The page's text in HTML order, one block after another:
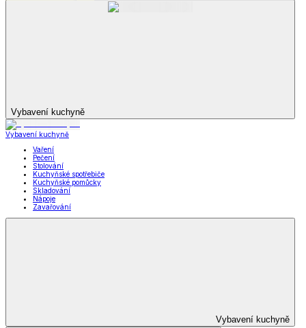
Vybavení kuchyně
Vybavení kuchyně
Vaření
Pečení
Stolování
Kuchyňské spotřebiče
Kuchyňské pomůcky
Skladování
Nápoje
Zavařování
Vybavení kuchyně